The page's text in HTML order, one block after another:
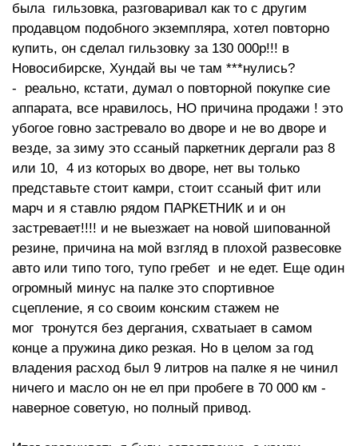
была гильзовка, разговаривал как то с другим
продавцом подобного экземпляра, хотел повторно
купить, он сделал гильзовку за 130 000р!!! в
Новосибирске, Хундай вы че там ***нулись?
- реально, кстати, думал о повторной покупке сие
аппарата, все нравилось, НО причина продажи ! это
убогое говно застревало во дворе и не во дворе и
везде, за зиму это ссаный паркетник дергали раз 8
или 10, 4 из которых во дворе, нет вы только
представьте стоит камри, стоит ссаный фит или
марч и я ставлю рядом ПАРКЕТНИК и и он
застревает!!!! и не выезжает на новой шипованной
резине, причина на мой взгляд в плохой развесовке
авто или типо того, тупо гребет и не едет. Еще один
огромный минус на палке это спортивное
сцепление, я со своим конским стажем не
мог тронутся без дергания, схватыает в самом
конце а пружина дико резкая. Но в целом за год
владения расход был 9 литров на палке я не чинил
ничего и масло он не ел при пробеге в 70 000 км -
наверное советую, но полный привод.